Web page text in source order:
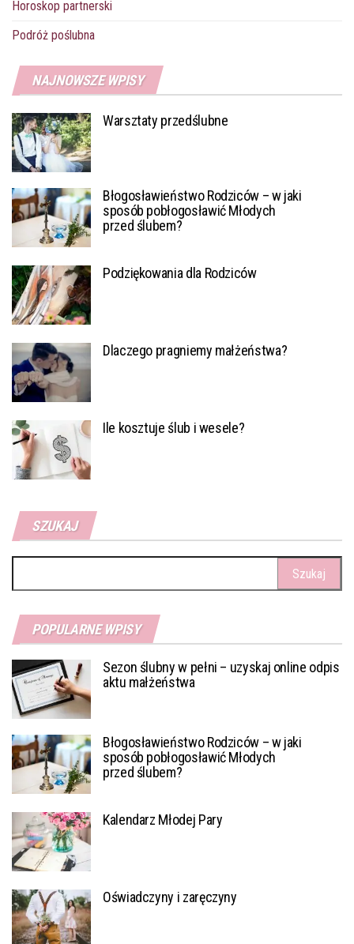
Horoskop partnerski
Podróż poślubna
NAJNOWSZE WPISY
Warsztaty przedślubne
Błogosławieństwo Rodziców – w jaki
sposób pobłogosławić Młodych
przed ślubem?
Podziękowania dla Rodziców
Dlaczego pragniemy małżeństwa?
Ile kosztuje ślub i wesele?
SZUKAJ
POPULARNE WPISY
Sezon ślubny w pełni – uzyskaj online odpis
aktu małżeństwa
Błogosławieństwo Rodziców – w jaki
sposób pobłogosławić Młodych
przed ślubem?
Kalendarz Młodej Pary
Oświadczyny i zaręczyny